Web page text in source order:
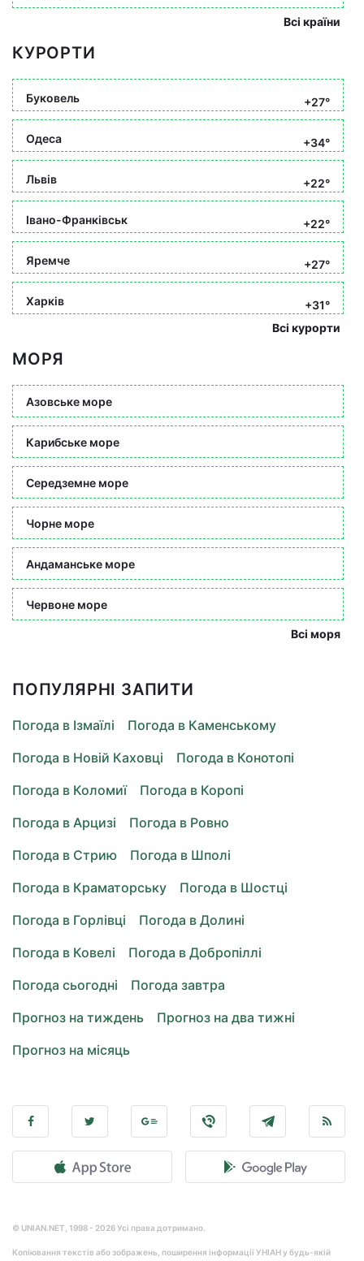
Всі країни
КУРОРТИ
Буковель +27°
Одеса +34°
Львів +22°
Івано-Франківськ +22°
Яремче +27°
Харків
+31°
Всі курорти
МОРЯ
Азовське море
Карибське море
Середземне море
Чорне море
Андаманське море
Червоне море
Всі моря
ПОПУЛЯРНІ ЗАПИТИ
Погода в Ізмаїлі
Погода в Каменському
Погода в Новій Каховці
Погода в Конотопі
Погода в Коломиї
Погода в Коропі
Погода в Арцизі
Погода в Ровно
Погода в Стрию
Погода в Шполі
Погода в Краматорську
Погода в Шостці
Погода в Горлівці
Погода в Долині
Погода в Ковелі
Погода в Добропіллі
Погода сьогодні
Погода завтра
Прогноз на тиждень
Прогноз на два тижні
Прогноз на місяць
© UNIAN.NET, 1998 - 2026 Усі права дотримано.
Копіювання текстів або зображень, поширення інформації УНІАН у будь-якій